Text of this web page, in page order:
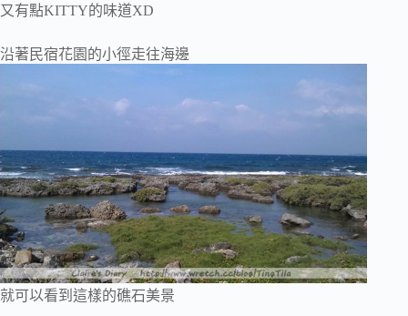
又有點KITTY的味道XD
沿著民宿花園的小徑走往海邊
就可以看到這樣的礁石美景